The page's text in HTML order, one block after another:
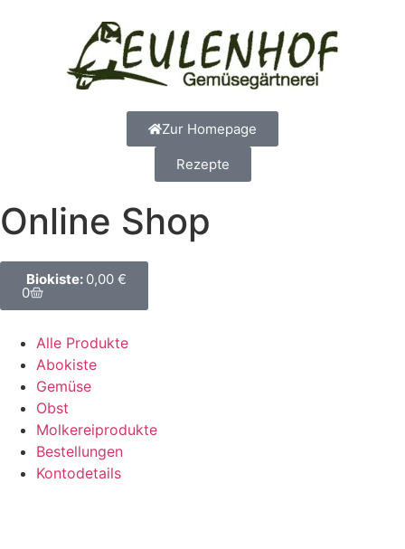
Zur Homepage
Rezepte
Online Shop
0,00 €
0
Alle Produkte
Abokiste
Gemüse
Obst
Molkereiprodukte
Bestellungen
Kontodetails